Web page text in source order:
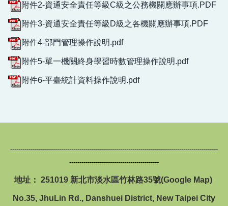
附件2-資通安全責任等級C級之公務機關應辦事項.PDF
附件3-資通安全責任等級D級之各機關應辦事項.PDF
附件4-部門管理操作說明.pdf
附件5-單一機關終身學習時數管理操作說明.pdf
附件6-平臺統計資料操作說明.pdf
------------------------------------------------------------------------------------------------------
--------------------------------------------
地址： 251019 新北市淡水區竹林路35號(Google Map)
No.35, JhuLin Rd., Danshuei District, New Taipei City